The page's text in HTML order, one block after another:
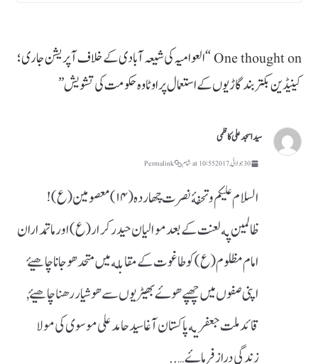
One thought on “ العوامیہ کی شیعہ آبادی کے خلاف آپریشن جاری ؛
کینیڈین بکتر بند گاڑیوں کے استعمال پر اوٹاوہ حکومت کی تشویش”
سید اسجد علی کاظمی
30 جولائی, 2017 at 10:55 شام Permalink
السلام علیکم و تحفهٔ نصرت چهارده(۱۴) معصومین(ع) !
ظالمین په لعنت کے بعد موالیان حیدر کرار(ع) اور ماتمداران
امام مظلوم(ع) کو طاغوت کے مقابله میں متحد هو جانا چاهیۓ
اپنی صفوں میں چھپے هوۓ بھیڑیوں سے هوشیار رهنا چاهیۓ,
قائد ملت جعفریه پاکستان آغا سید حامد علی موسوی کی مولا
زندگی دراز فرماۓ…..